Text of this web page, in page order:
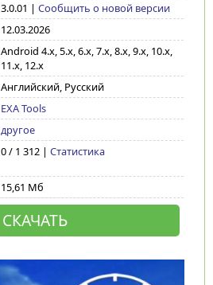
3.0.01 | Сообщить о новой версии
12.03.2026
Android 4.x, 5.x, 6.x, 7.x, 8.x, 9.x, 10.x,
11.x, 12.x
Английский, Русский
EXA Tools
другое
0 / 1 312 | Статистика
15,61 Мб
СКАЧАТЬ